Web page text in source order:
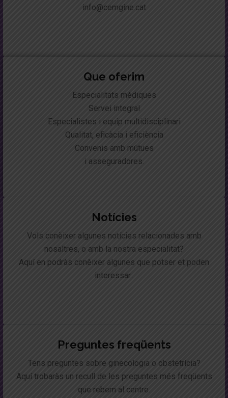
info@cemgine.cat
Que oferim
Especialitats mèdiques
Servei integral
Especialistes i equip multidisciplinari
Qualitat, eficàcia i eficiència
Convenis amb mútues
i asseguradores.
Notícies
Vols conèixer algunes notícies relacionades amb
nosaltres, o amb la nostra especialitat?
Aquí en podràs conèixer algunes que potser et poden
interessar..
Preguntes freqüents
Tens preguntes sobre ginecologia o obstetrícia?
Aquí trobaràs un recull de les preguntes més freqüents
que rebem al centre.